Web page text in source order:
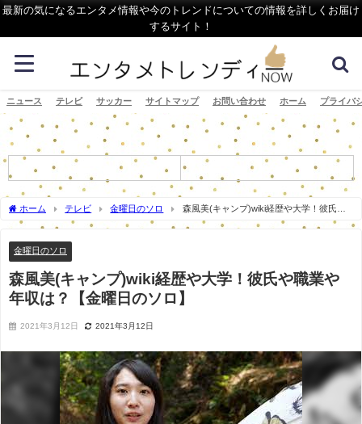
最新の気になるエンタメ情報や今のトレンドについての情報を詳しくお届け
するサイト！
ニュース テレビ サッカー サイトマップ お問い合わせ ホーム プライバ
ホーム テレビ 金曜日のソロ
森風美(キャンプ)wiki経歴や大学！彼氏や
職業や年収は？【金曜日のソロ】
金曜日のソロ
森風美(キャンプ)wiki経歴や大学！彼氏や職業や
年収は？【金曜日のソロ】
2021年3月12日 2021年3月12日